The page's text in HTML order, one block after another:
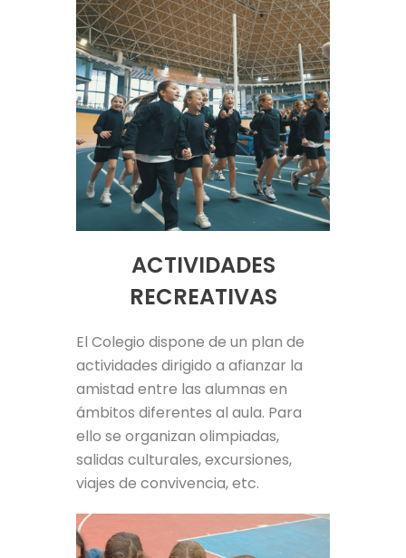
ACTIVIDADES
RECREATIVAS
El Colegio dispone de un plan de
actividades dirigido a afianzar la
amistad entre las alumnas en
ámbitos diferentes al aula. Para
ello se organizan olimpiadas,
salidas culturales, excursiones,
viajes de convivencia, etc.